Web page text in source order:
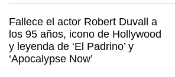
Fallece el actor Robert Duvall a
los 95 años, icono de Hollywood
y leyenda de ‘El Padrino’ y
‘Apocalypse Now’